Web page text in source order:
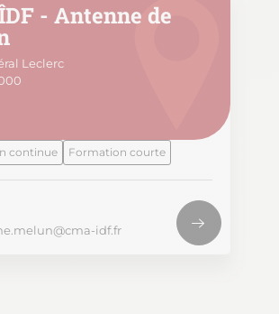
- Antenne de
Leclerc
continue Formation courte
idf.fr